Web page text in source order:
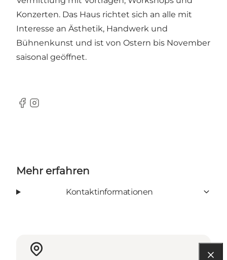
Konzerten. Das Haus richtet sich an alle mit
Interesse an Ästhetik, Handwerk und
Bühnenkunst und ist von Ostern bis November
saisonal geöffnet.
Facebook
Instagram
Mehr erfahren
Kontaktinformationen